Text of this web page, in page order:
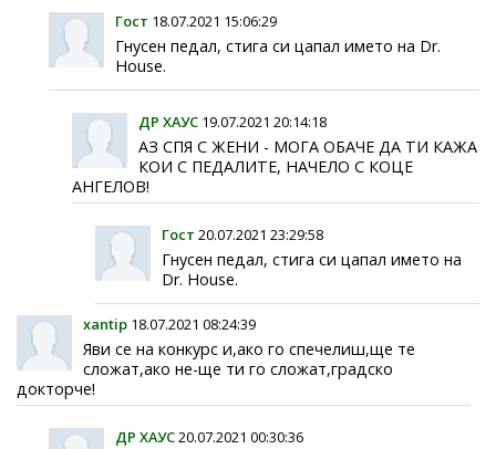
Гост 18.07.2021 15:06:29
Гнусен педал, стига си цапал името на Dr.
House.
ДР ХАУС 19.07.2021 20:14:18
АЗ СПЯ С ЖЕНИ - МОГА ОБАЧЕ ДА ТИ КАЖА
КОИ С ПЕДАЛИТЕ, НАЧЕЛО С КОЦЕ
АНГЕЛОВ!
Гост 20.07.2021 23:29:58
Гнусен педал, стига си цапал името на
Dr. House.
xantip 18.07.2021 08:24:39
Яви се на конкурс и,ако го спечелиш,ще те
сложат,ако не-ще ти го сложат,градско
докторче!
ДР ХАУС20.07.2021 00:30:36